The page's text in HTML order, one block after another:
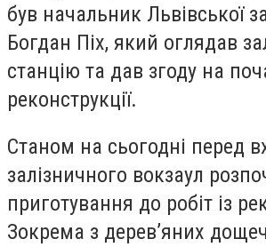
був начальник Львівської
Богдан Піх, який оглядав
станцію та дав згоду на
реконструкції.
Станом на сьогодні перед
залізничного вокзаул
приготування до робіт із
Зокрема з дерев’яних